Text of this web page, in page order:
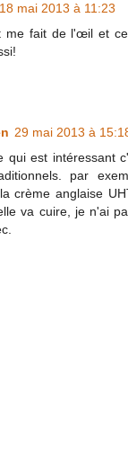
18 mai 2013 à 11:23
me fait de l'œil et
29 mai 2013 à
qui est intéressant
par
crème anglaise
va cuire, je n'ai